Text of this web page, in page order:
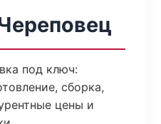
под ключ:
сборка,
цены и